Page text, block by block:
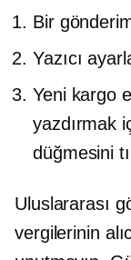
Bir
Yazıcı
Yeni kargo
yazdırmak
düğmesini
Uluslararası
vergilerinin